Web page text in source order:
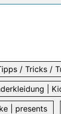
/ Tricks /
|
| presents